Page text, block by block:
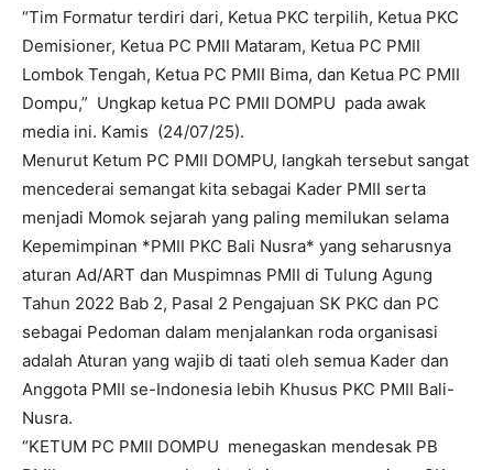
“Tim Formatur terdiri dari, Ketua PKC terpilih, Ketua PKC
Demisioner, Ketua PC PMII Mataram, Ketua PC PMII
Lombok Tengah, Ketua PC PMII Bima, dan Ketua PC PMII
Dompu,” Ungkap ketua PC PMII DOMPU pada awak
media ini. Kamis (24/07/25).
Menurut Ketum PC PMII DOMPU, langkah tersebut sangat
mencederai semangat kita sebagai Kader PMII serta
menjadi Momok sejarah yang paling memilukan selama
Kepemimpinan *PMII PKC Bali Nusra* yang seharusnya
aturan Ad/ART dan Muspimnas PMII di Tulung Agung
Tahun 2022 Bab 2, Pasal 2 Pengajuan SK PKC dan PC
sebagai Pedoman dalam menjalankan roda organisasi
adalah Aturan yang wajib di taati oleh semua Kader dan
Anggota PMII se-Indonesia lebih Khusus PKC PMII Bali-
Nusra.
“KETUM PC PMII DOMPU menegaskan mendesak PB